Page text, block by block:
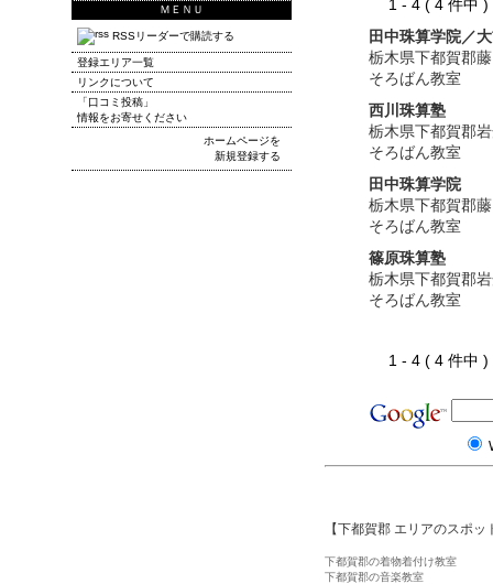
1 - 4 ( 4 件
田中珠算学院／
栃木県下都賀郡
そろばん教室
西川珠算塾
栃木県下都賀郡
そろばん教室
田中珠算学院
栃木県下都賀郡
そろばん教室
篠原珠算塾
栃木県下都賀郡
そろばん教室
1 - 4 ( 4 件
【下都賀郡 エリアのスポッ
下都賀郡の着物着付け教室
下都賀郡の音楽教室
ＭＥＮＵ
RSSリーダーで購読する
登録エリア一覧
リンクについて
「口コミ投稿」
情報をお寄せください
ホームページを
新規登録する